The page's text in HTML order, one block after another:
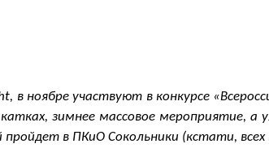
ноябре участвуют в конкурсе
зимнее массовое мероприятие, а
в ПКиО Сокольники (кстати,